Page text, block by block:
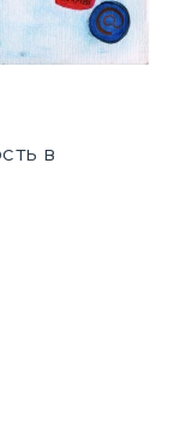
EXPAND
в